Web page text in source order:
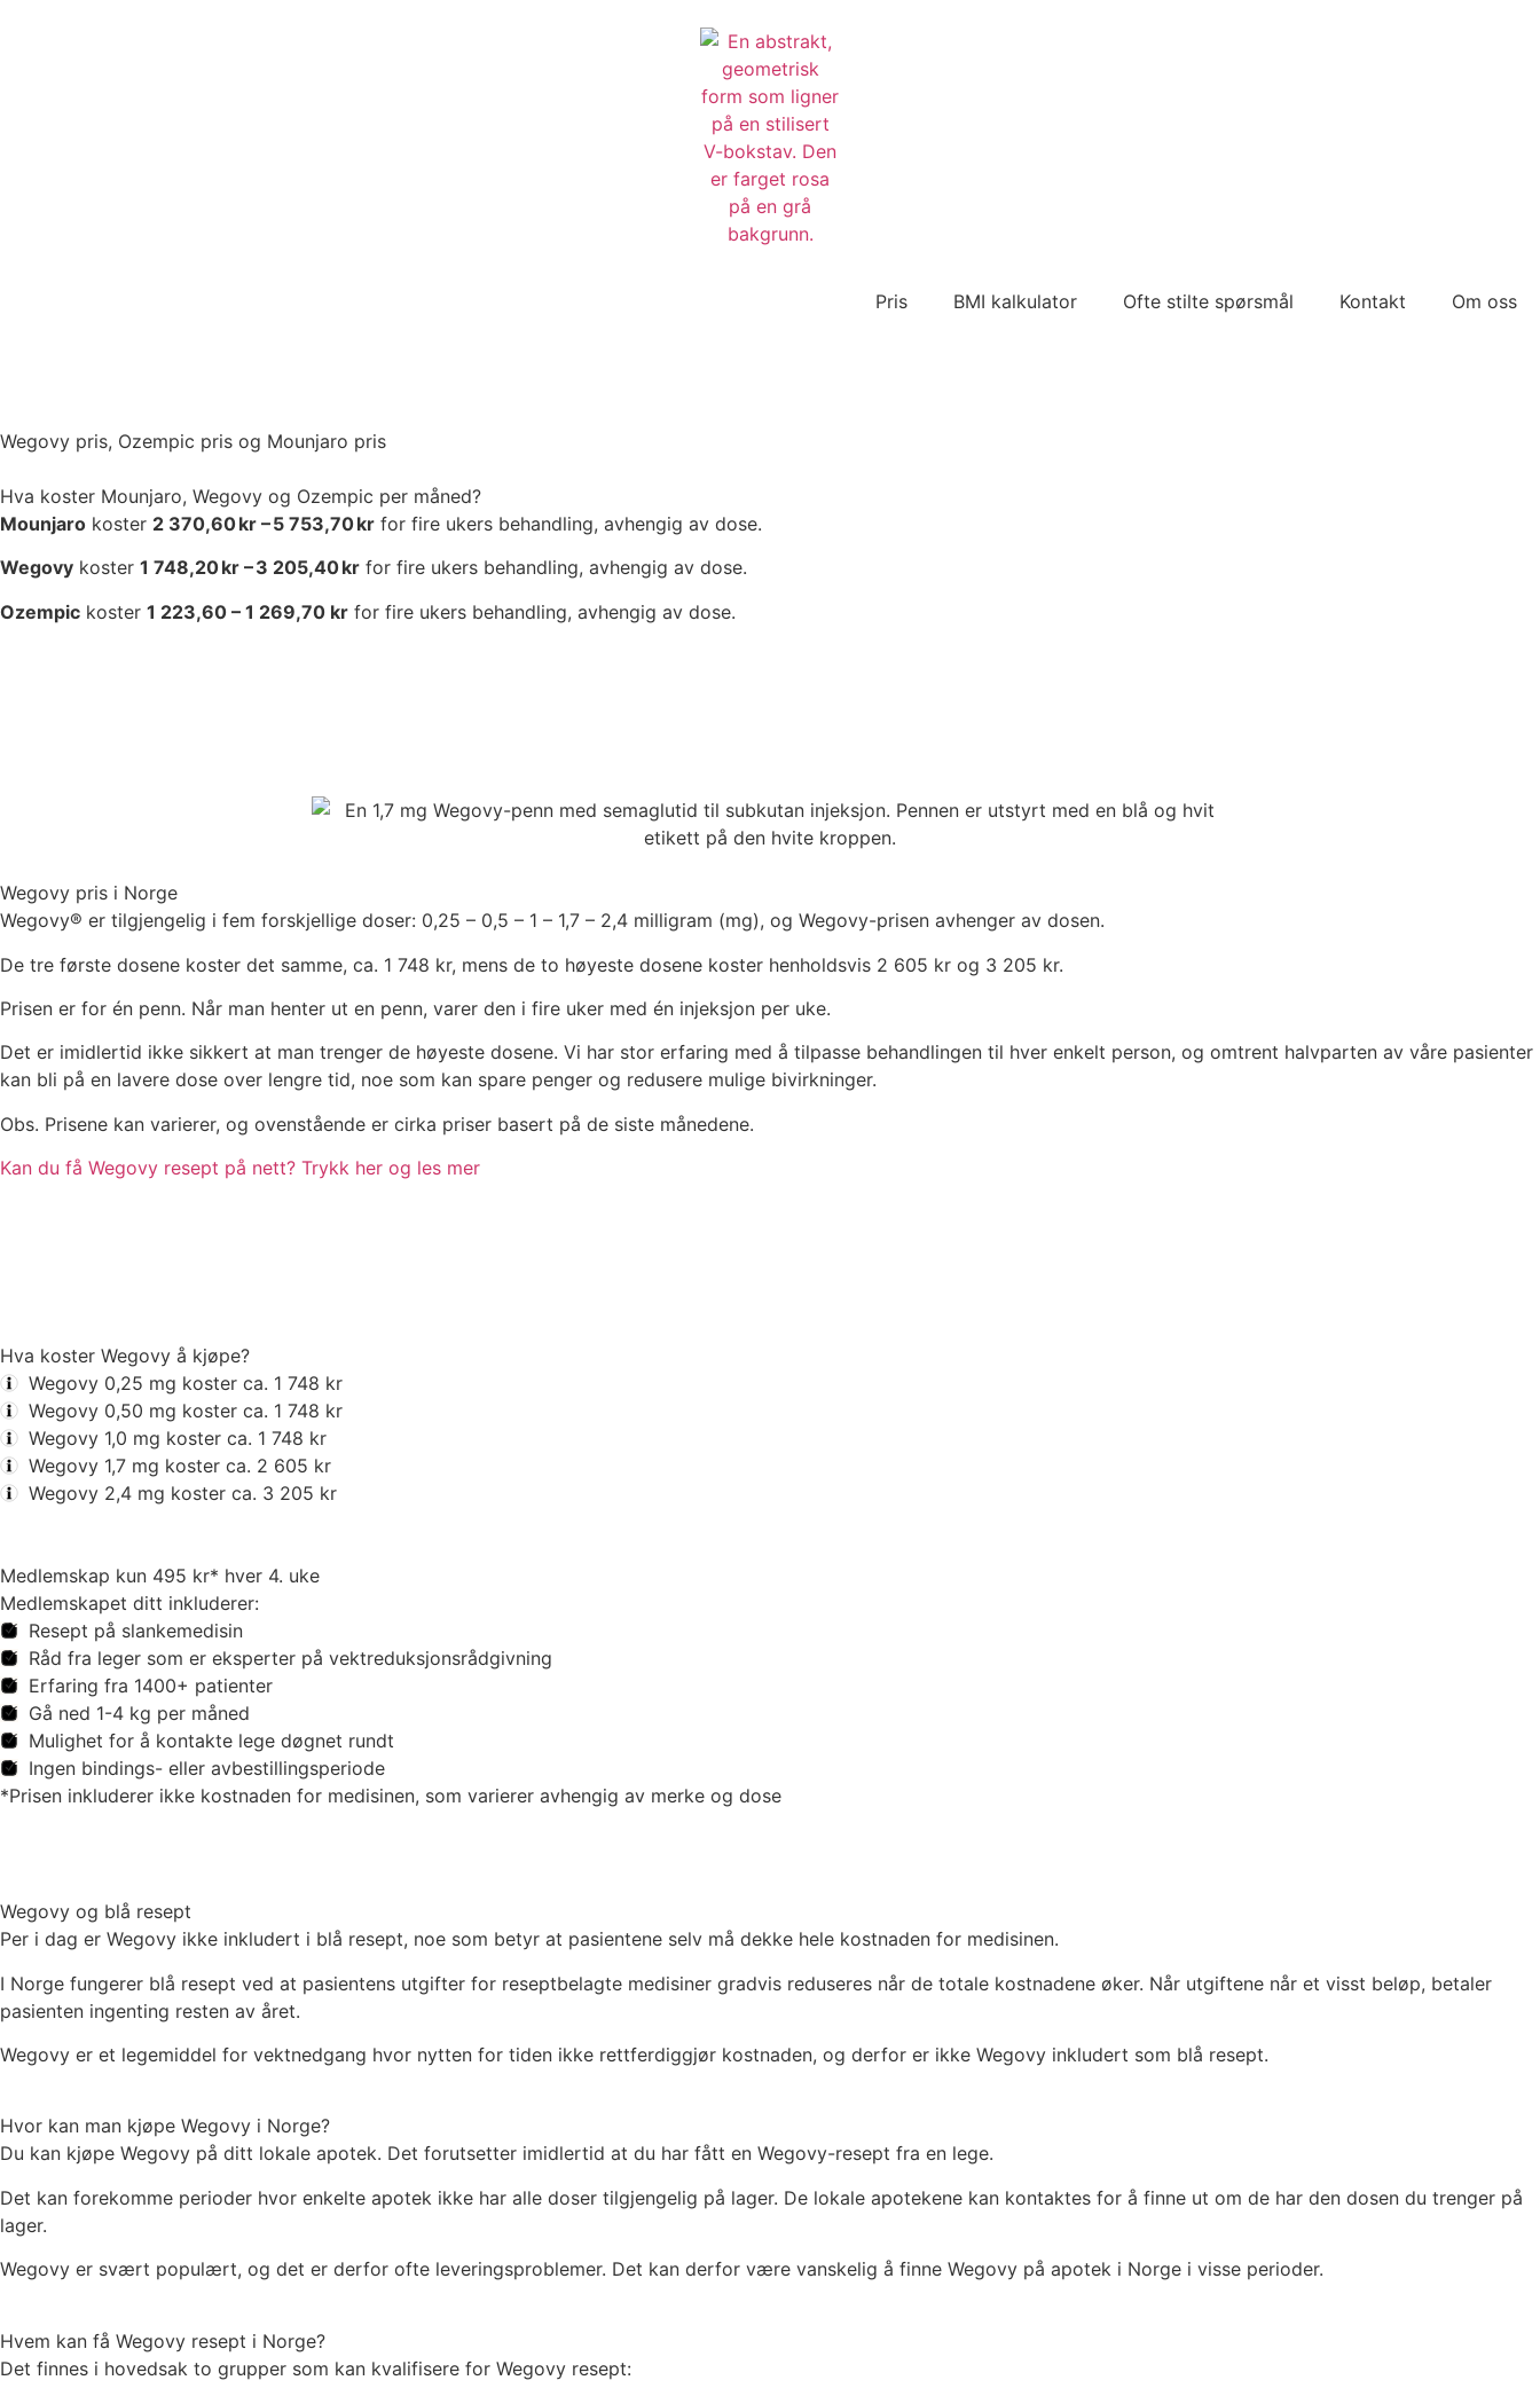
Pris BMI kalkulator Ofte stilte spørsmål Kontakt Om oss
Wegovy pris, Ozempic pris og Mounjaro pris
Hva koster Mounjaro, Wegovy og Ozempic per måned?
Mounjaro koster 2 370,60 kr – 5 753,70 kr for fire ukers behandling, avhengig av dose.
Wegovy koster 1 748,20 kr – 3 205,40 kr for fire ukers behandling, avhengig av dose.
Ozempic koster 1 223,60 – 1 269,70 kr for fire ukers behandling, avhengig av dose.
Wegovy pris i Norge
Wegovy® er tilgjengelig i fem forskjellige doser: 0,25 – 0,5 – 1 – 1,7 – 2,4 milligram (mg), og Wegovy-prisen avhenger av dosen.
De tre første dosene koster det samme, ca. 1 748 kr, mens de to høyeste dosene koster henholdsvis 2 605 kr og 3 205 kr.
Prisen er for én penn. Når man henter ut en penn, varer den i fire uker med én injeksjon per uke.
Det er imidlertid ikke sikkert at man trenger de høyeste dosene. Vi har stor erfaring med å tilpasse behandlingen til hver enkelt person, og omtrent halvparten av våre pasienter
kan bli på en lavere dose over lengre tid, noe som kan spare penger og redusere mulige bivirkninger.
Obs. Prisene kan varierer, og ovenstående er cirka priser basert på de siste månedene.
Kan du få Wegovy resept på nett? Trykk her og les mer
Hva koster Wegovy å kjøpe?
Wegovy 0,25 mg koster ca. 1 748 kr
Wegovy 0,50 mg koster ca. 1 748 kr
Wegovy 1,0 mg koster ca. 1 748 kr
Wegovy 1,7 mg koster ca. 2 605 kr
Wegovy 2,4 mg koster ca. 3 205 kr
Medlemskap kun 495 kr* hver 4. uke
Medlemskapet ditt inkluderer:
Resept på slankemedisin
Råd fra leger som er eksperter på vektreduksjonsrådgivning
Erfaring fra 1400+ patienter
Gå ned 1-4 kg per måned
Mulighet for å kontakte lege døgnet rundt
Ingen bindings- eller avbestillingsperiode
*Prisen inkluderer ikke kostnaden for medisinen, som varierer avhengig av merke og dose
Wegovy og blå resept
Per i dag er Wegovy ikke inkludert i blå resept, noe som betyr at pasientene selv må dekke hele kostnaden for medisinen.
I Norge fungerer blå resept ved at pasientens utgifter for reseptbelagte medisiner gradvis reduseres når de totale kostnadene øker. Når utgiftene når et visst beløp, betaler
pasienten ingenting resten av året.
Wegovy er et legemiddel for vektnedgang hvor nytten for tiden ikke rettferdiggjør kostnaden, og derfor er ikke Wegovy inkludert som blå resept.
Hvor kan man kjøpe Wegovy i Norge?
Du kan kjøpe Wegovy på ditt lokale apotek. Det forutsetter imidlertid at du har fått en Wegovy-resept fra en lege.
Det kan forekomme perioder hvor enkelte apotek ikke har alle doser tilgjengelig på lager. De lokale apotekene kan kontaktes for å finne ut om de har den dosen du trenger på
lager.
Wegovy er svært populært, og det er derfor ofte leveringsproblemer. Det kan derfor være vanskelig å finne Wegovy på apotek i Norge i visse perioder.
Hvem kan få Wegovy resept i Norge?
Det finnes i hovedsak to grupper som kan kvalifisere for Wegovy resept: